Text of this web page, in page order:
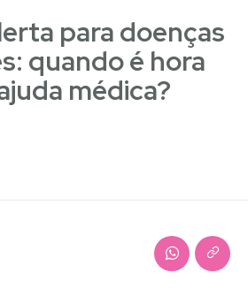
para doenças
quando é hora
médica?